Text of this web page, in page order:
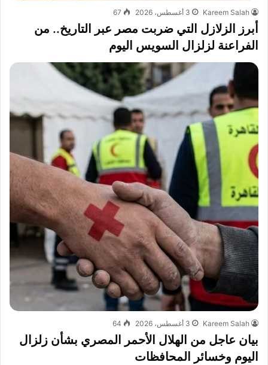
Kareem Salah 3 أغسطس، 2026 67
أبرز الزلازل التي ضربت مصر عبر التاريخ.. من
الفراعنة لزلزال السويس اليوم
Kareem Salah 3 أغسطس، 2026 64
بيان عاجل من الهلال الأحمر المصري بشأن زلزال
اليوم وخسائر المحافظات